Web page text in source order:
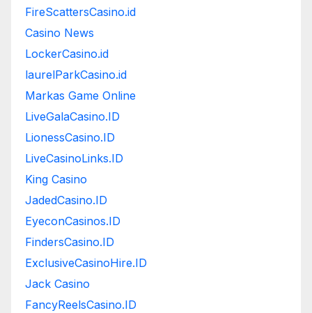
FireScattersCasino.id
Casino News
LockerCasino.id
laurelParkCasino.id
Markas Game Online
LiveGalaCasino.ID
LionessCasino.ID
LiveCasinoLinks.ID
King Casino
JadedCasino.ID
EyeconCasinos.ID
FindersCasino.ID
ExclusiveCasinoHire.ID
Jack Casino
FancyReelsCasino.ID